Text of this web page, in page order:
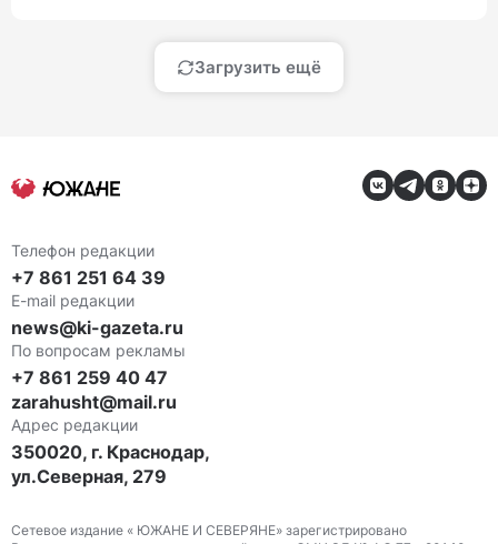
Загрузить ещё
Телефон редакции
+7 861 251 64 39
E-mail редакции
news@ki-gazeta.ru
По вопросам рекламы
+7 861 259 40 47
zarahusht@mail.ru
Адрес редакции
350020, г. Краснодар,
ул.Северная, 279
Сетевое издание « ЮЖАНЕ И СЕВЕРЯНЕ» зарегистрировано